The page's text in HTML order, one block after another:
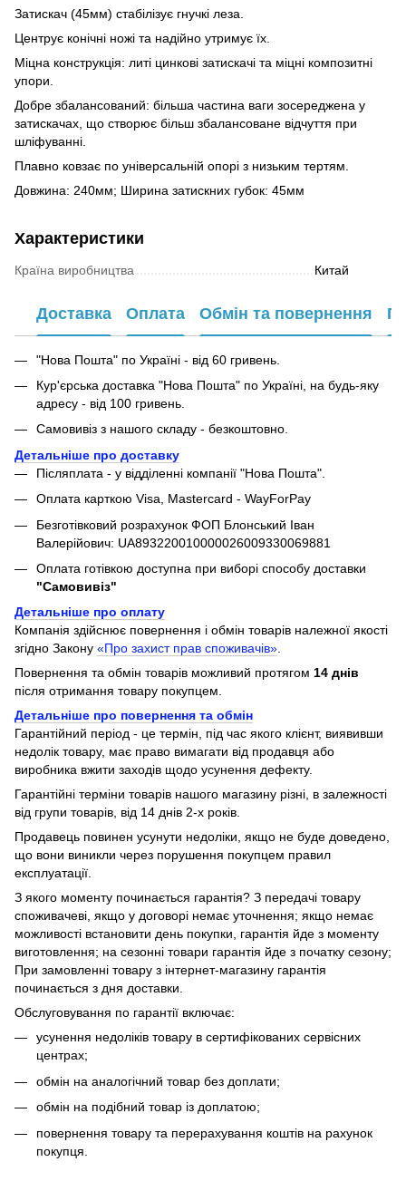
Затискач (45мм) стабілізує гнучкі леза.
Центрує конічні ножі та надійно утримує їх.
Міцна конструкція: литі цинкові затискачі та міцні композитні
упори.
Добре збалансований: більша частина ваги зосереджена у
затискачах, що створює більш збалансоване відчуття при
шліфуванні.
Плавно ковзає по універсальній опорі з низьким тертям.
Довжина: 240мм; Ширина затискних губок: 45мм
Характеристики
Країна виробництва Китай
Доставка Оплата Обмін та повернення
"Нова Пошта" по Україні - від 60 гривень.
Кур'єрська доставка "Нова Пошта" по Україні, на будь-яку
адресу - від 100 гривень.
Самовивіз з нашого складу - безкоштовно.
Детальніше про доставку
Післяплата - у відділенні компанії "Нова Пошта".
Оплата карткою Visa, Mastercard - WayForPay
Безготівковий розрахунок ФОП Блонський Іван
Валерійович: UA893220010000026009330069881
Оплата готівкою доступна при виборі способу доставки
"Самовивіз"
Детальніше про оплату
Компанія здійснює повернення і обмін товарів належної якості
згідно Закону «Про захист прав споживачів».
Повернення та обмін товарів можливий протягом 14 днів
після отримання товару покупцем.
Детальніше про повернення та обмін
Гарантійний період - це термін, під час якого клієнт, виявивши
недолік товару, має право вимагати від продавця або
виробника вжити заходів щодо усунення дефекту.
Гарантійні терміни товарів нашого магазину різні, в залежності
від групи товарів, від 14 днів 2-х років.
Продавець повинен усунути недоліки, якщо не буде доведено,
що вони виникли через порушення покупцем правил
експлуатації.
З якого моменту починається гарантія? З передачі товару
споживачеві, якщо у договорі немає уточнення; якщо немає
можливості встановити день покупки, гарантія йде з моменту
виготовлення; на сезонні товари гарантія йде з початку сезону;
При замовленні товару з інтернет-магазину гарантія
починається з дня доставки.
Обслуговування по гарантії включає:
усунення недоліків товару в сертифікованих сервісних
центрах;
обмін на аналогічний товар без доплати;
обмін на подібний товар із доплатою;
повернення товару та перерахування коштів на рахунок
покупця.